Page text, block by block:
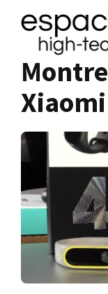
contenu
Xiaomi